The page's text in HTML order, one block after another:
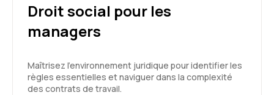
Aurélie G. Le 24/11/2025
Droit social pour les
managers
Maîtrisez l'environnement juridique pour identifier les
règles essentielles et naviguer dans la complexité
des contrats de travail.